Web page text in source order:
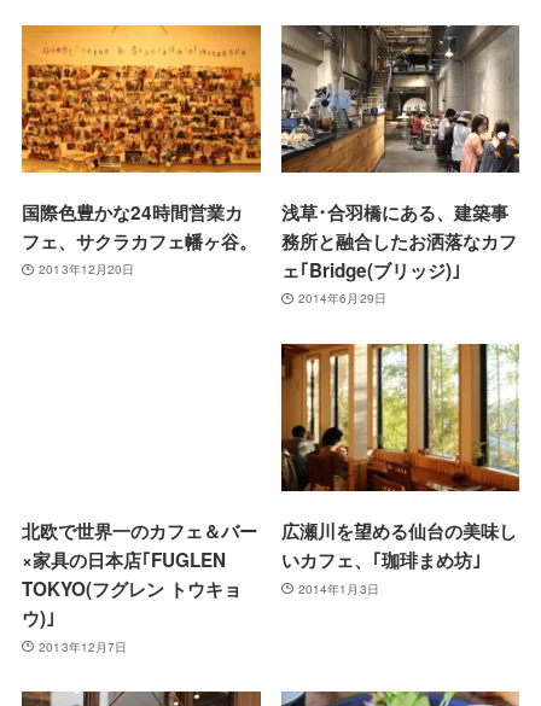
国際色豊かな24時間営業カ
フェ、サクラカフェ幡ヶ谷。
2013年12月20日
浅草･合羽橋にある、建築事
務所と融合したお洒落なカフ
ェ｢Bridge(ブリッジ)｣
2014年6月29日
北欧で世界一のカフェ＆バー
×家具の日本店｢FUGLEN
TOKYO(フグレン トウキョ
ウ)｣
2013年12月7日
広瀬川を望める仙台の美味し
いカフェ、｢珈琲まめ坊｣
2014年1月3日